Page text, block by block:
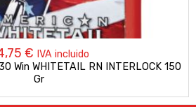
€ IVA incluido
Win WHITETAIL RN INTERLOCK 150
Gr